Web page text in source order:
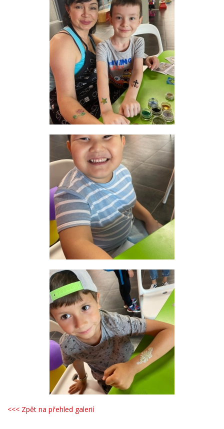
<<< Zpět na přehled galerií